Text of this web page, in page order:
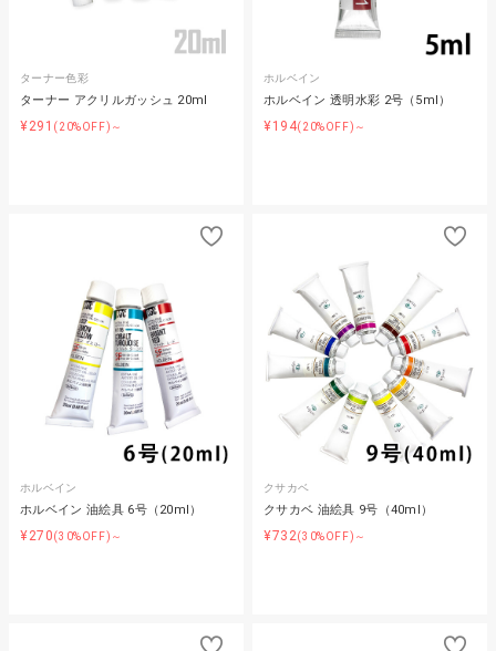
ターナー色彩
ターナー アクリルガッシュ 20ml
¥291 (20%OFF)～
ホルベイン
ホルベイン 透明水彩 2号（5ml）
¥194(20%OFF)～
ホルベイン
ホルベイン 油絵具 6号（20ml）
¥270(30%OFF)～
クサカベ
クサカベ 油絵具 9号（40ml）
¥732(30%OFF)～